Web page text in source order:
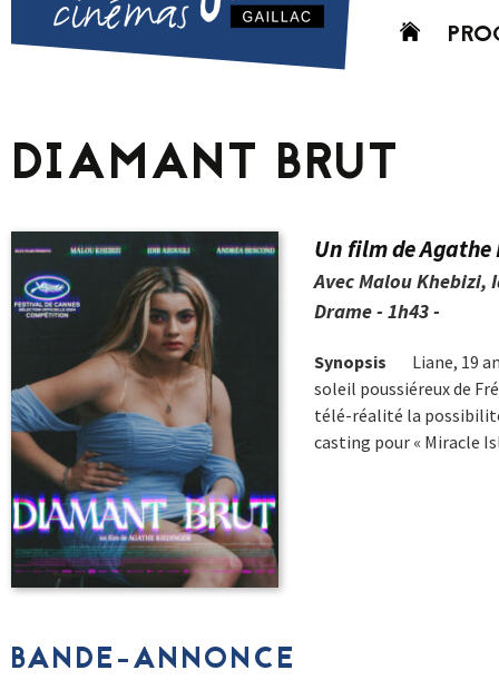
Aller
DIAMANT BRUT
Un film de Agathe
Avec Malou Khebizi,
Drame - 1h43 -
Synopsis
Liane, 19
soleil poussiéreux de
télé-réalité la
casting pour « Miracle
BANDE-ANNONCE